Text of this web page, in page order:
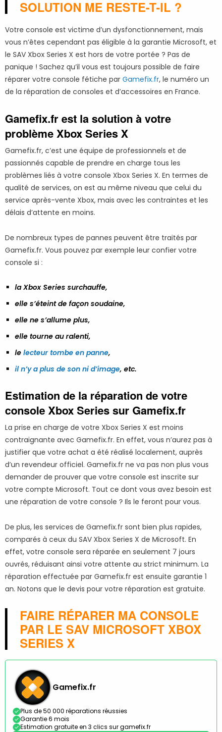
SOLUTION ME RESTE-T-IL ?
Votre console est victime d’un dysfonctionnement, mais
vous n’êtes cependant pas éligible à la garantie Microsoft, et
le SAV Xbox Series X est hors de votre portée ? Pas de
panique ! Sachez qu’il vous est toujours possible de faire
réparer votre console fétiche par Gamefix.fr, le numéro un
de la réparation de consoles et d’accessoires en France.
Gamefix.fr est la solution à votre
problème Xbox Series X
Gamefix.fr, c’est une équipe de professionnels et de
passionnés capable de prendre en charge tous les
problèmes liés à votre console Xbox Series X. En termes de
qualité de services, on est au même niveau que celui du
service après-vente Xbox, mais avec les contraintes et les
délais d’attente en moins.
De nombreux types de pannes peuvent être traités par
Gamefix.fr. Vous pouvez par exemple leur confier votre
console si :
la Xbox Series surchauffe,
elle s’éteint de façon soudaine,
elle ne s’allume plus,
elle tourne au ralenti,
le lecteur tombe en panne,
il n’y a plus de son ni d’image, etc.
Estimation de la réparation de votre
console Xbox Series sur Gamefix.fr
La prise en charge de votre Xbox Series X est moins
contraignante avec Gamefix.fr. En effet, vous n’aurez pas à
justifier que votre achat a été réalisé localement, auprès
d’un revendeur officiel. Gamefix.fr ne va pas non plus vous
demander de prouver que votre console est inscrite sur
votre compte Microsoft. Tout ce dont vous avez besoin est
une réparation de votre console ? Ils le feront pour vous.
De plus, les services de Gamefix.fr sont bien plus rapides,
comparés à ceux du SAV Xbox Series X de Microsoft. En
effet, votre console sera réparée en seulement 7 jours
ouvrés, réduisant ainsi votre attente au strict minimum. La
réparation effectuée par Gamefix.fr est ensuite garantie 1
an. Notons que le devis pour votre réparation est gratuite.
FAIRE RÉPARER MA CONSOLE
PAR LE SAV MICROSOFT XBOX
SERIES X
Gamefix.fr
Plus de 50 000 réparations réussies
Garantie 6 mois
Estimation gratuite en 3 clics sur gamefix.fr